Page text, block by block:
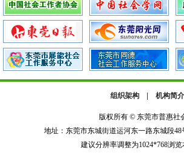
组织架构 机构简介
版权所有 © 东莞市普惠社
地址：东莞市东城街道运河东一路东城段48
建议分辨率调整为1024*768浏